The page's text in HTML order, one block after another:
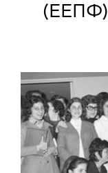
(ΕΕΠΦ)